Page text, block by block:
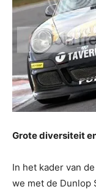
Grote diversiteit
In het kader van
we met de Dunlop